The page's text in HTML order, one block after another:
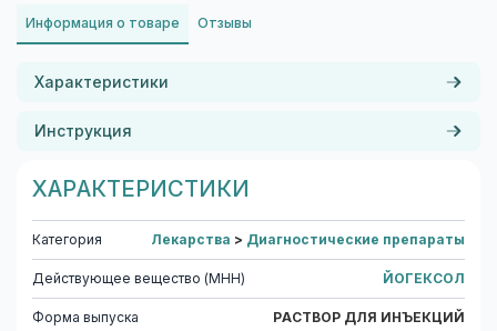
Информация о товаре Отзывы
Характеристики
Инструкция
ХАРАКТЕРИСТИКИ
Категория Лекарства > Диагностические препараты
Действующее вещество (МНН) ЙОГЕКСОЛ
Форма выпуска РАСТВОР ДЛЯ ИНЪЕКЦИЙ